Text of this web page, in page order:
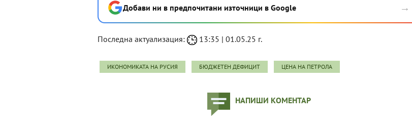
Добави ни в предпочитани източници в Google →
Последна актуализация: 13:35 | 01.05.25 г.
ИКОНОМИКАТА НА РУСИЯ БЮДЖЕТЕН ДЕФИЦИТ ЦЕНА НА ПЕТРОЛА
НАПИШИ КОМЕНТАР